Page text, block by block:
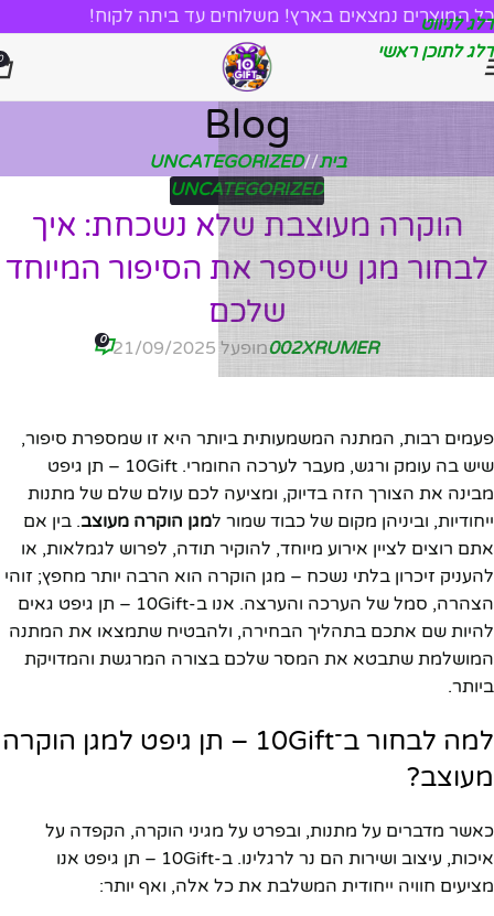
דלג לניווט
דלג לתוכן ראשי
כל המוצרים נמצאים בארץ! משלוחים עד ביתה לקוח!
Blog
בית/
UNCATEGORIZED
UNCATEGORIZED
הוקרה מעוצבת שלא נשכחת: איך
לבחור מגן שיספר את הסיפור המיוחד
שלכם
002XRUMERמופעל 21/09/2025 0
פעמים רבות, המתנה המשמעותית ביותר היא זו שמספרת סיפור,
שיש בה עומק ורגש, מעבר לערכה החומרי. 10Gift – תן גיפט
מבינה את הצורך הזה בדיוק, ומציעה לכם עולם שלם של מתנות
ייחודיות, וביניהן מקום של כבוד שמור למגן הוקרה מעוצב. בין אם
אתם רוצים לציין אירוע מיוחד, להוקיר תודה, לפרוש לגמלאות, או
להעניק זיכרון בלתי נשכח – מגן הוקרה הוא הרבה יותר מחפץ; זוהי
הצהרה, סמל של הערכה והערצה. אנו ב-10Gift – תן גיפט גאים
להיות שם אתכם בתהליך הבחירה, ולהבטיח שתמצאו את המתנה
המושלמת שתבטא את המסר שלכם בצורה המרגשת והמדויקת
ביותר.
למה לבחור ב־10Gift – תן גיפט למגן הוקרה
מעוצב?
כאשר מדברים על מתנות, ובפרט על מגיני הוקרה, הקפדה על
איכות, עיצוב ושירות הם נר לרגלינו. ב-10Gift – תן גיפט אנו
מציעים חוויה ייחודית המשלבת את כל אלה, ואף יותר: